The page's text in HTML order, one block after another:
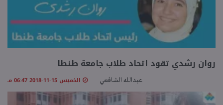
روان رشدي تقود اتحاد طلاب جامعة طنطا
عبدالله الشافعي الخميس 15-11-2018 06:47 مـ